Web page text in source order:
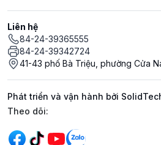
Liên hệ
84-24-39365555
84-24-39342724
41-43 phố Bà Triệu, phường Cửa
Phát triển và vận hành bởi
Mạng xã hội
Theo dõi: